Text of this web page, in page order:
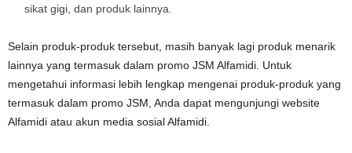
sikat gigi, dan produk lainnya.
Selain produk-produk tersebut, masih banyak lagi produk menarik
lainnya yang termasuk dalam promo JSM Alfamidi. Untuk
mengetahui informasi lebih lengkap mengenai produk-produk yang
termasuk dalam promo JSM, Anda dapat mengunjungi website
Alfamidi atau akun media sosial Alfamidi.